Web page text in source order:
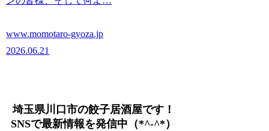
www.momotaro-gyoza.jp
2026.06.21
埼玉県川口市の餃子居酒屋です！
SNSで最新情報を発信中（*^-^*）